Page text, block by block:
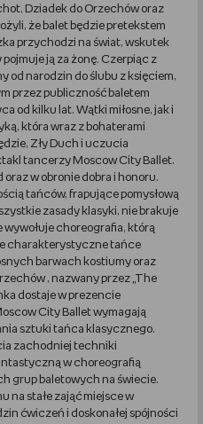
Dziadek do Orzechów oraz
że balet będzie pretekstem
przychodzi na świat, wskutek
ją za żonę. Czerpiąc z
od narodzin do ślubu z księciem,
przez publiczność baletem
od kilku lat. Wątki miłosne, jak i
która wraz z bohaterami
Zły Duch i uczucia
tancerzy Moscow City Ballet.
w obronie dobra i honoru.
tańców, frapujące pomysłową
zasady klasyki, nie brakuje
choreografia, którą
charakterystyczne tańce
barwach kostiumy oraz
, nazwany przez „The
dostaje w prezencie
City Ballet wymagają
sztuki tańca klasycznego.
zachodniej techniki
w choreografią
grup baletowych na świecie.
na stałe zająć miejsce w
ćwiczeń i doskonałej spójności